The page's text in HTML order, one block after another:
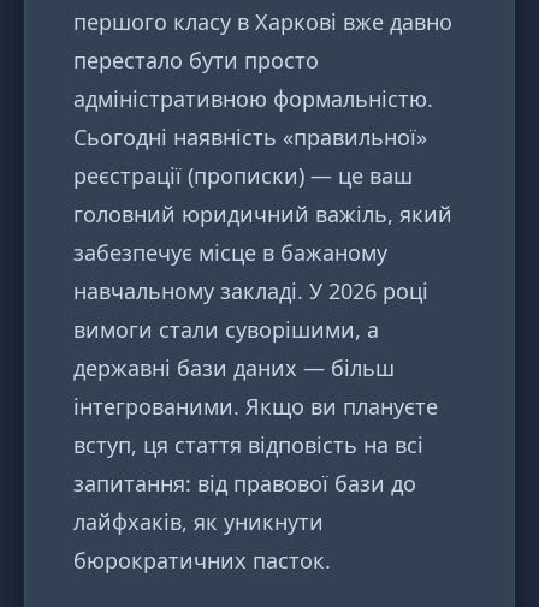
першого класу в Харкові вже давно
перестало бути просто
адміністративною формальністю.
Сьогодні наявність «правильної»
реєстрації (прописки) — це ваш
головний юридичний важіль, який
забезпечує місце в бажаному
навчальному закладі. У 2026 році
вимоги стали суворішими, а
державні бази даних — більш
інтегрованими. Якщо ви плануєте
вступ, ця стаття відповість на всі
запитання: від правової бази до
лайфхаків, як уникнути
бюрократичних пасток.